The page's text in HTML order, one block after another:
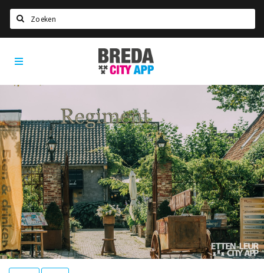
Home
Agenda
Party pics
Nieuws, interviews & blogs
Eten
Drinken
Slapen
Recreatief
Winkels
Breda
City
App